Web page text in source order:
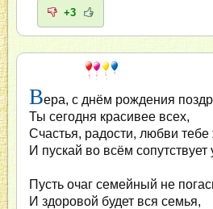
+3
Вера, с днём рождения
Ты сегодня красивее всех,
Счастья, радости, любви
И пускай во всём сопутствует
Пусть очаг семейный не
И здоровой будет вся семья,